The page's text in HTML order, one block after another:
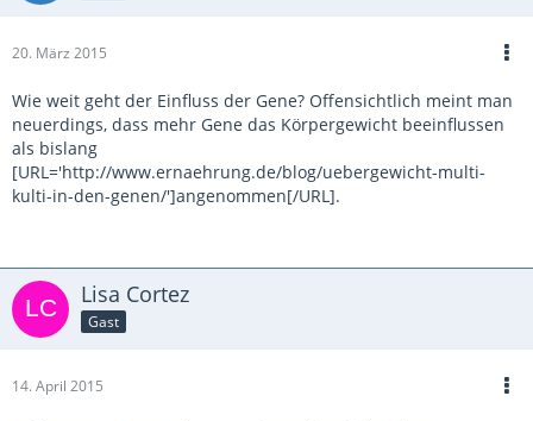
20. März 2015
Wie weit geht der Einfluss der Gene? Offensichtlich meint man
neuerdings, dass mehr Gene das Körpergewicht beeinflussen
als bislang
[URL='http://www.ernaehrung.de/blog/uebergewicht-multi-
kulti-in-den-genen/']angenommen[/URL].
Lisa Cortez
Gast
14. April 2015